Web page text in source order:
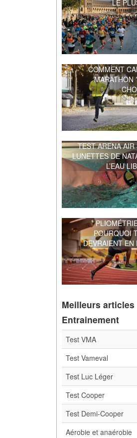
LE
COMMENT
MARATHON
TEST ARENA
LUNETTES DE
L’EAU
POURQUOI
DEVRAIENT EN
Meilleurs articles
Entrainement
Test VMA
Test Vameval
Test Luc Léger
Test Cooper
Test Demi-Cooper
Aérobie et anaérobie